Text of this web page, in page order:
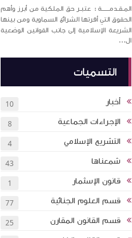
المـقـدمــــــة : عتبـر حق الملكية من أبرز وأهم
الحقوق التي أقرتها الشرائع السماوية ومن بينها
الشريعة الإسلامية إلى جانب القوانين الوضعية
ال...
التسميات
أخبار 10
الإجراءات الجماعية 8
التشريع الإسلامي 4
شمعناها 43
قانون الإسثمار 1
قسم العلوم الجنائية 77
قسم القانون المقارن 25